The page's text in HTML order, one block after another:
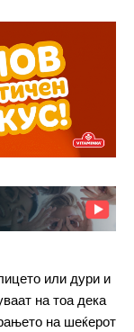
или дури и
на тоа дека
на шеќерот